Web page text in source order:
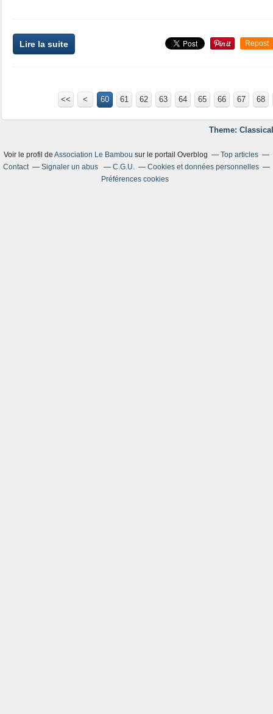
Lire la suite Repost
<< < 10
20
30
40
50
60 61 62 63 64 65 66 67 68
Theme:
Voir le profil de Association Le Bambou sur le portail Overblog
Top articles
Contact
Signaler un abus C.G.U.
Cookies et données personnelles
Préférences cookies